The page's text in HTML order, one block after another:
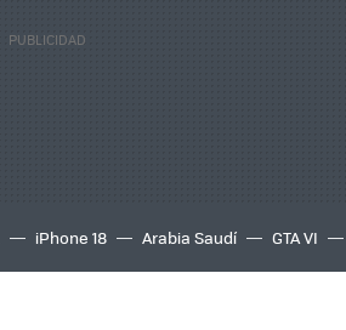
iPhone 18 Arabia Saudí GTA VI